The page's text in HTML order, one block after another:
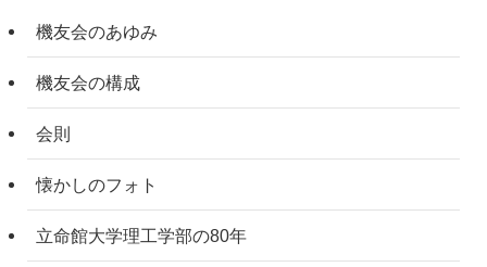
機友会のあゆみ
機友会の構成
会則
懐かしのフォト
立命館大学理工学部の80年